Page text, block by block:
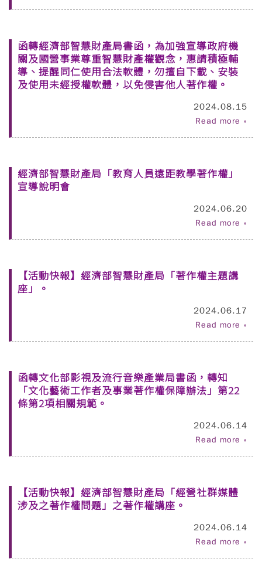
函轉經濟部智慧財產局書函，為加強宣導政府機
關及國營事業尊重智慧財產權觀念，惠請積極輔
導、提醒同仁使用合法軟體，勿擅自下載、安裝
及使用未經授權軟體，以免侵害他人著作權。
2024.08.15
Read more »
經濟部智慧財產局「教育人員遠距教學著作權」
宣導說明會
2024.06.20
Read more »
【活動快報】經濟部智慧財產局「著作權主題講
座」。
2024.06.17
Read more »
函轉文化部影視及流行音樂產業局書函，轉知
「文化藝術工作者及事業著作權保障辦法」第22
條第2項相關規範。
2024.06.14
Read more »
【活動快報】經濟部智慧財產局「經營社群媒體
涉及之著作權問題」之著作權講座。
2024.06.14
Read more »